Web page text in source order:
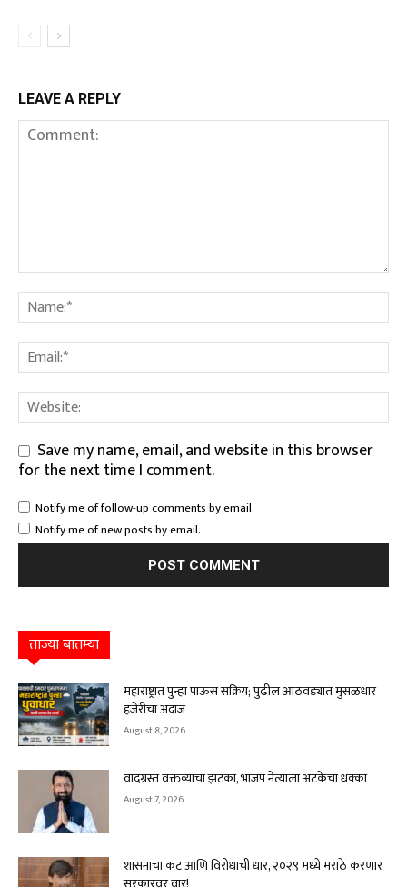
LEAVE A REPLY
Save my name, email, and website in this browser
for the next time I comment.
Notify me of follow-up comments by email.
Notify me of new posts by email.
ताज्या बातम्या
महाराष्ट्रात पुन्हा पाऊस सक्रिय; पुढील आठवड्यात मुसळधार
हजेरीचा अंदाज
August 8, 2026
वादग्रस्त वक्तव्याचा झटका, भाजप नेत्याला अटकेचा धक्का
August 7, 2026
शासनाचा कट आणि विरोधाची धार, २०२९ मध्ये मराठे करणार